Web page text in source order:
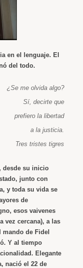
en el lenguaje. El
del todo.
¿Se me olvida algo?
Sí, decirte que
prefiero la libertad
a la justicia.
Tres tristes tigres
desde su inicio
junto con
y toda su vida se
de
esos vaivenes
vez cercana), a las
de Fidel
Y al tiempo
Elegante
nació el 22 de